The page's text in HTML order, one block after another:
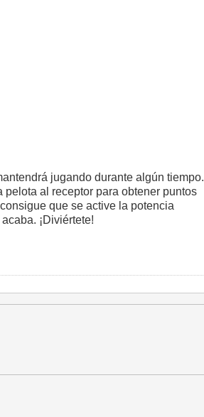
jugando durante algún tiempo.
al receptor para obtener puntos
que se active la potencia
¡Diviértete!